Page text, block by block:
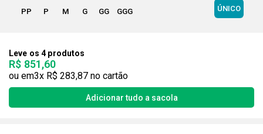
PP P M G GG GGG ÚNICO
Leve os 4 produtos
R$ 851,60
3x R$ 283,87